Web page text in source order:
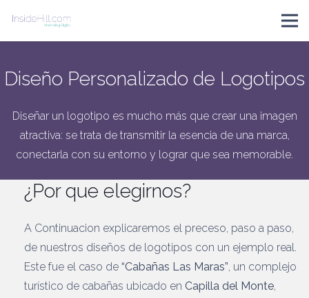
Diseño Personalizado de Logotipos
Diseñar un logotipo es mucho más que crear una imagen
atractiva: se trata de transmitir la esencia de una marca,
conectarla con su entorno y lograr que sea memorable.
¿Por que elegirnos?
A Continuacion explicaremos el preceso, paso a paso,
de nuestros diseños de logotipos con un ejemplo real.
Este fue el caso de “Cabañas Las Maras”, un complejo
turístico de cabañas ubicado en Capilla del Monte,